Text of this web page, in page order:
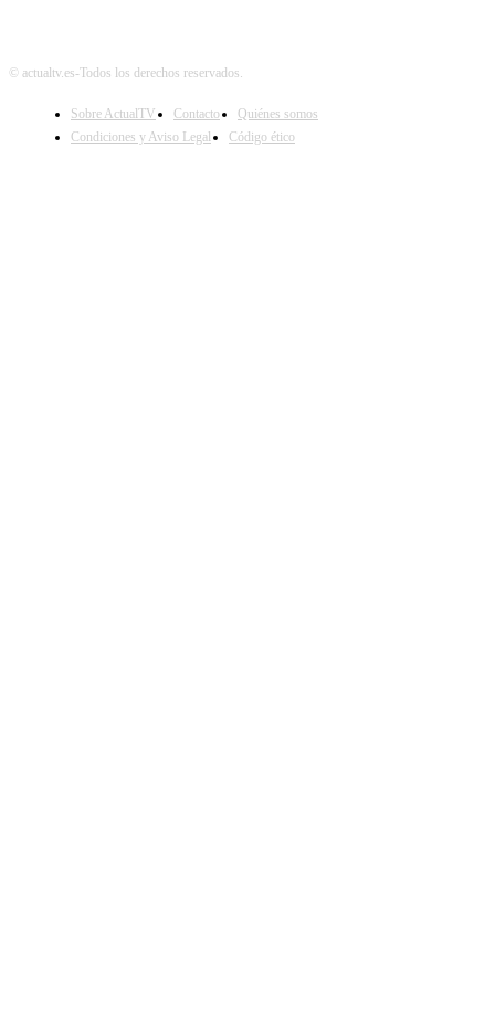
© actualtv.es-Todos los derechos reservados.
Sobre ActualTV Contacto
Quiénes somos
Condiciones y Aviso Legal
Código ético